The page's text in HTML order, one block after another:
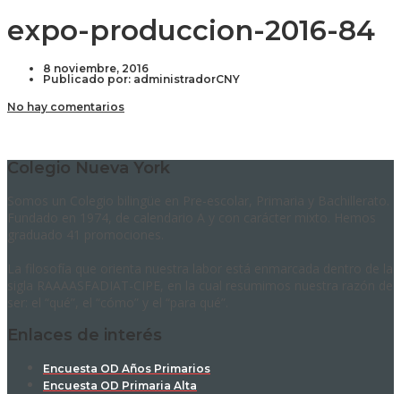
expo-produccion-2016-84
8 noviembre, 2016
Publicado por: administradorCNY
No hay comentarios
Colegio Nueva York
Enlaces de interés
Encuesta OD Años Primarios
Encuesta OD Primaria Alta